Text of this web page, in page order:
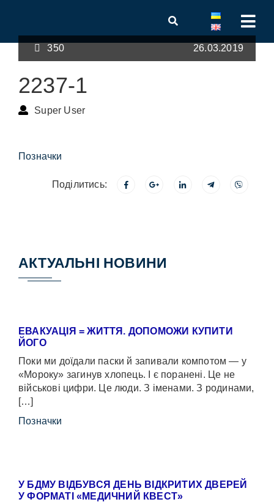
350 26.03.2019
2237-1
Super User
Позначки
Поділитись:
АКТУАЛЬНІ НОВИНИ
ЕВАКУАЦІЯ = ЖИТТЯ. ДОПОМОЖИ КУПИТИ
ЙОГО
Поки ми доїдали паски й запивали компотом — у
«Мороку» загинув хлопець. І є поранені. Це не
військові цифри. Це люди. З іменами. З родинами,
[…]
Позначки
У БДМУ ВІДБУВСЯ ДЕНЬ ВІДКРИТИХ ДВЕРЕЙ
У ФОРМАТІ «МЕДИЧНИЙ КВЕСТ»